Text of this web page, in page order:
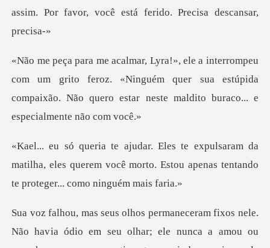
assim. Por favor, você e
m grito feroz. «Ninguém quer sua estúpida
compaixão. Não quer
m da
matilha, eles querem você morto. Estou apenas
ia ódio em seu olhar; ele nunca a amou ou